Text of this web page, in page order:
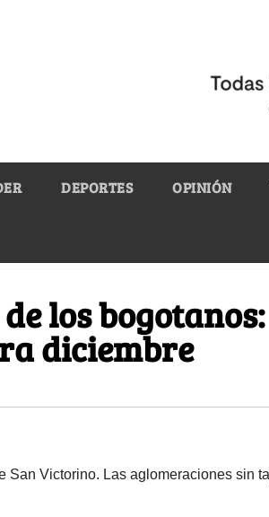
DEPORTES OPINIÓN
los
diciembre
San Victorino. Las aglomeraciones sin